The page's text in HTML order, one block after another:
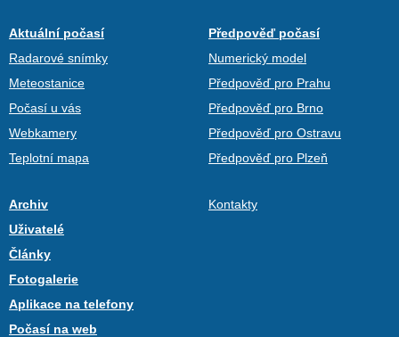
Aktuální počasí
Radarové snímky
Meteostanice
Počasí u vás
Webkamery
Teplotní mapa
Předpověď počasí
Numerický model
Předpověď pro Prahu
Předpověď pro Brno
Předpověď pro Ostravu
Předpověď pro Plzeň
Archiv
Uživatelé
Články
Fotogalerie
Aplikace na telefony
Počasí na web
Kontakty